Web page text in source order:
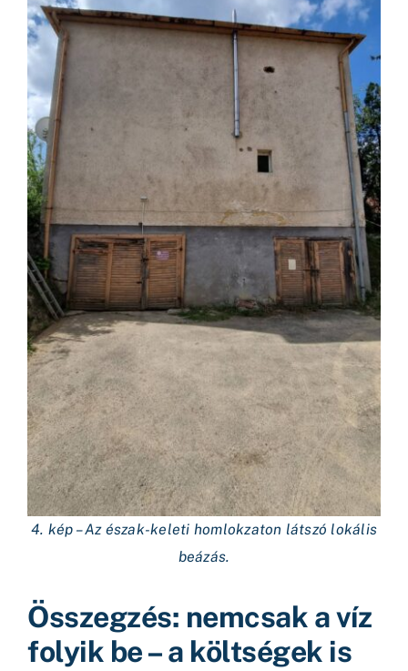
4. kép – Az észak-keleti homlokzaton látszó lokális
beázás.
Összegzés: nemcsak a víz
folyik be – a költségek is